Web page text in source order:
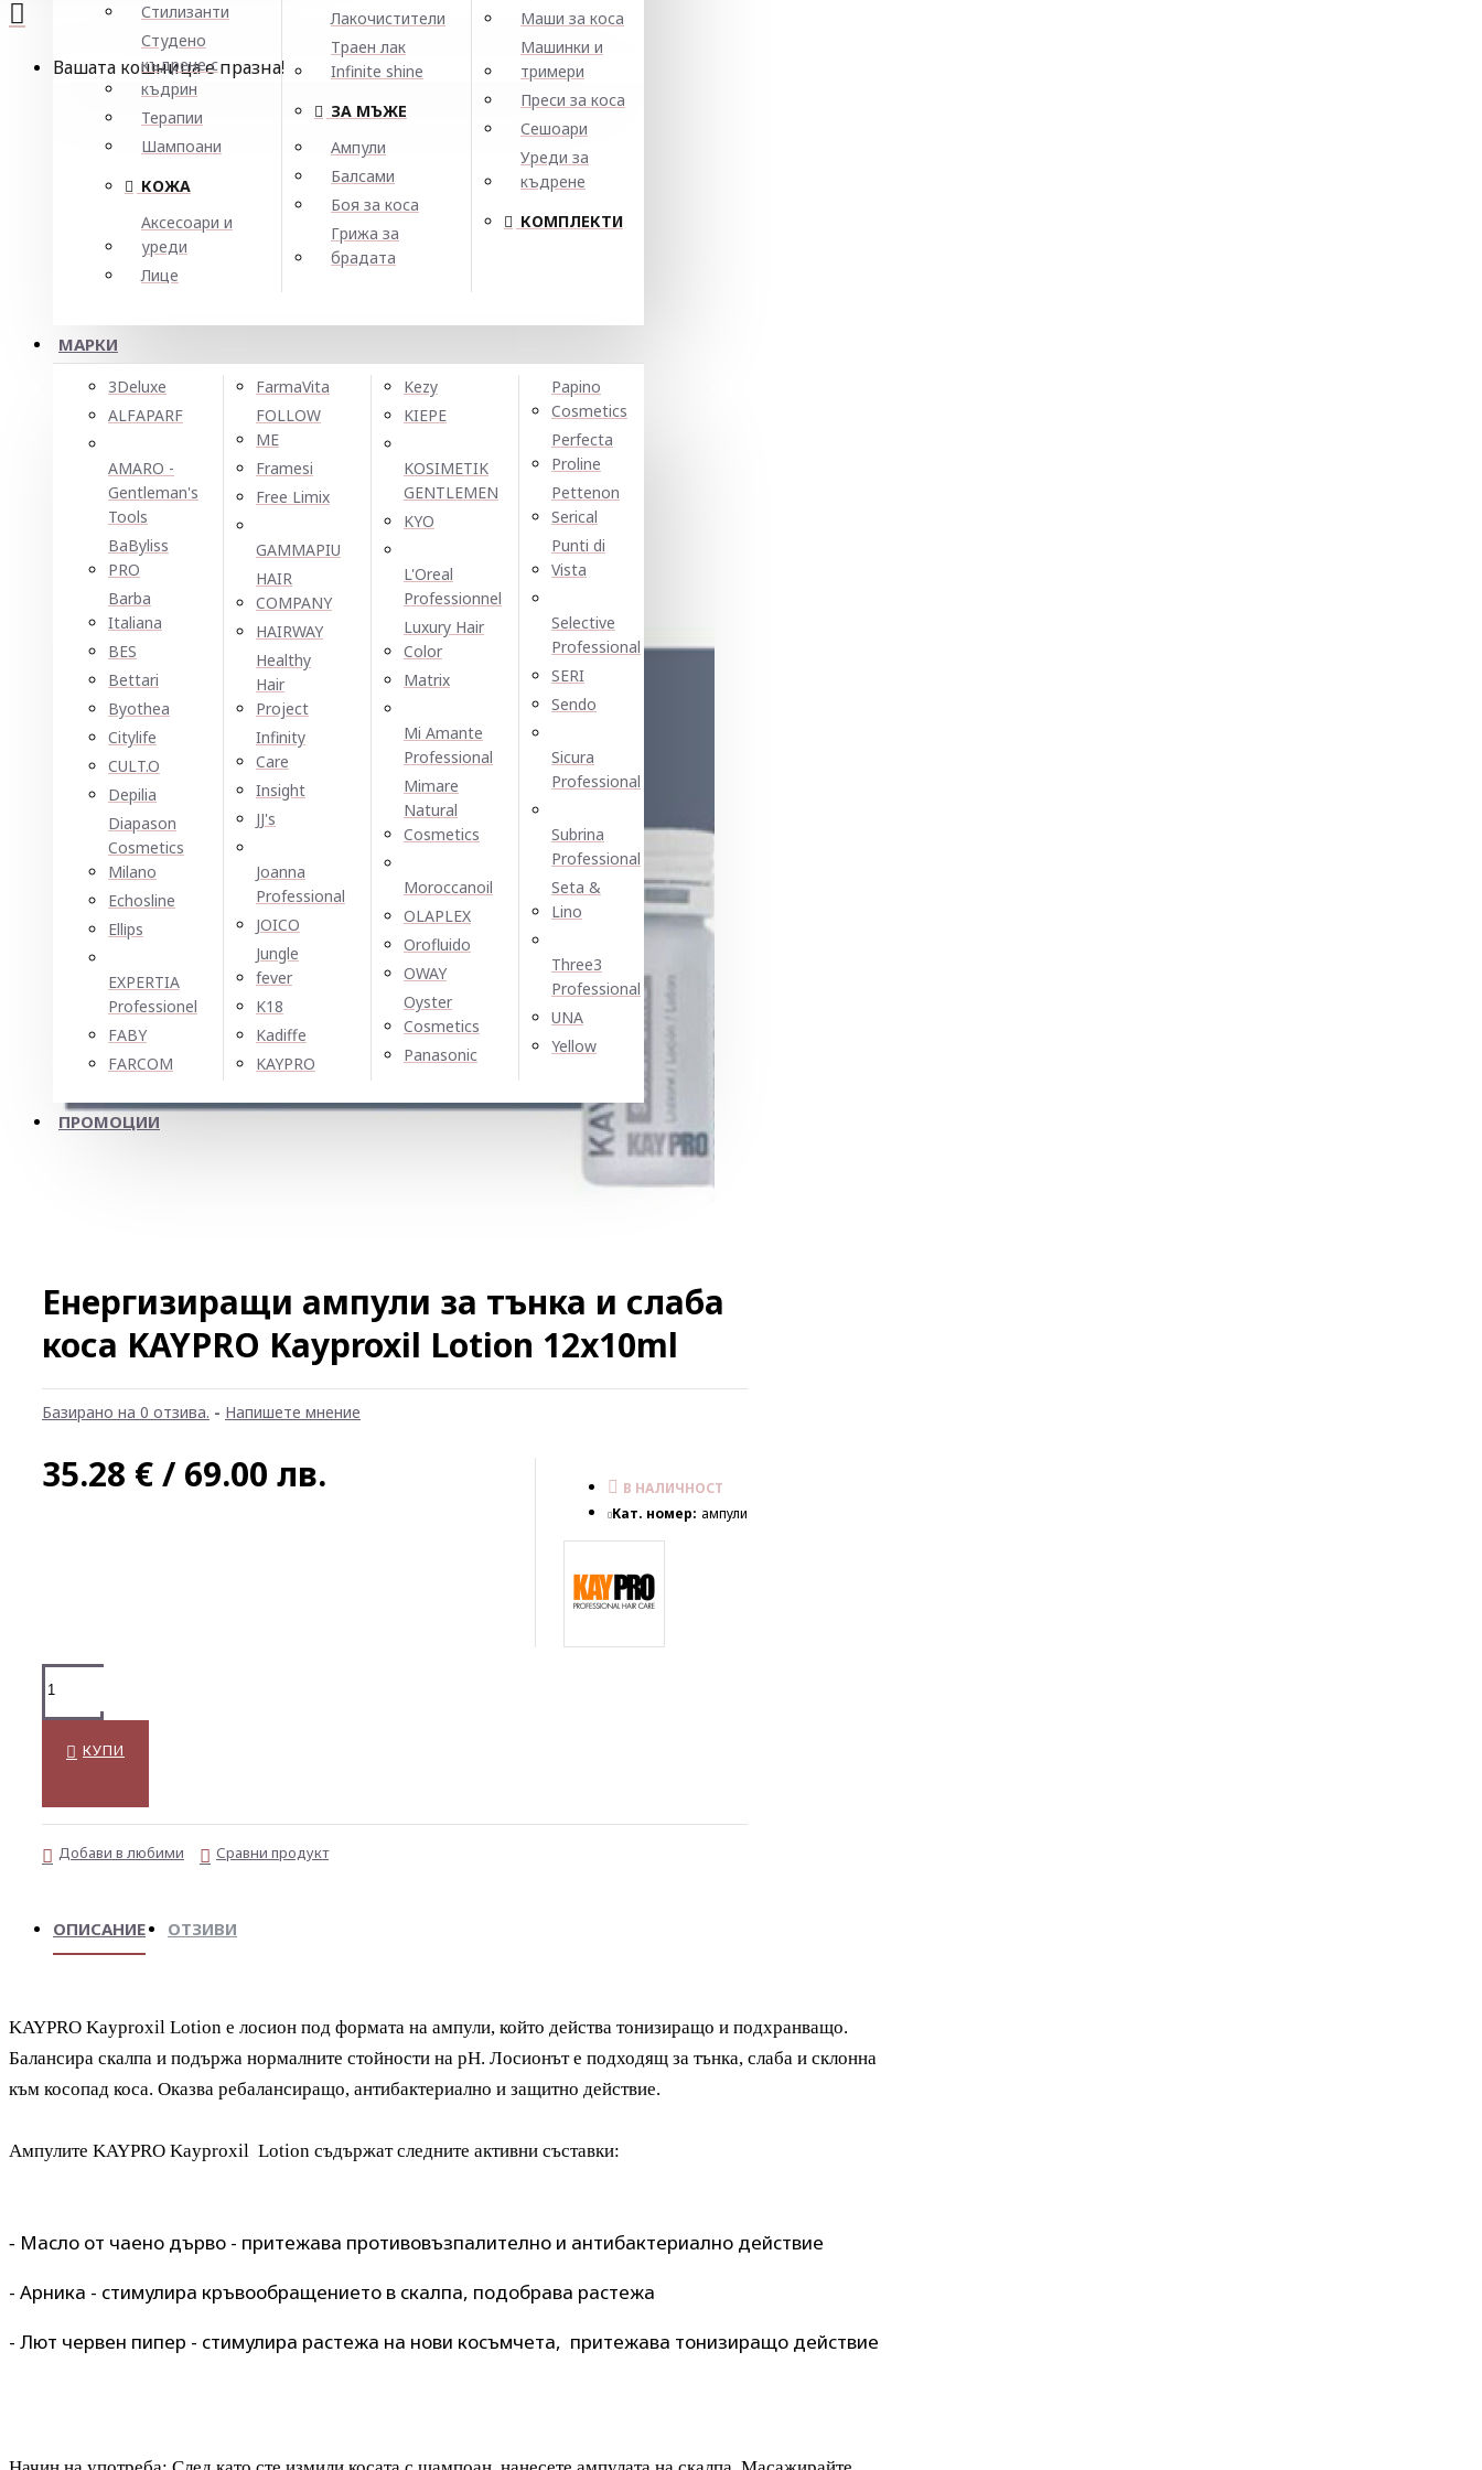
Стилизанти
Студено
къдрене с
къдрин
Терапии
Шампоани
КОЖА
Аксесоари и
уреди
Лице
Лакочистители
Траен лак
Infinite shine
ЗА МЪЖЕ
Ампули
Балсами
Боя за коса
Грижа за
брадата
Маши за коса
Машинки и
тримери
Преси за коса
Сешоари
Уреди за
къдрене
КОМПЛЕКТИ
МАРКИ
3Deluxe
ALFAPARF
AMARO -
Gentleman's
Tools
BaByliss
PRO
Barba
Italiana
BES
Bettari
Byothea
Citylife
CULT.O
Depilia
Diapason
Cosmetics
Milano
Echosline
Ellірѕ
EXPERTIA
Professionel
FABY
FARCOM
FarmaVita
FOLLOW
ME
Framesi
Free Limix
GAMMAPIU
HAIR
COMPANY
HAIRWAY
Healthy
Hair
Project
Infinity
Care
Insight
JJ's
Joanna
Professional
JOICO
Jungle
fever
K18
Kadiffe
KAYPRO
Kezy
KIEPE
KOSIMETIK
GENTLEMEN
KYO
L'Oreal
Professionnel
Luxury Hair
Color
Matrix
Mi Amante
Professional
Mimare
Natural
Cosmetics
Moroccanoil
OLAPLEX
Orofluido
OWAY
Oyster
Cosmetics
Panasonic
Papino
Cosmetics
Perfecta
Proline
Pettenon
Serical
Punti di
Vista
Selective
Professional
SERI
Sendo
Sicura
Professional
Subrina
Professional
Seta &
Lino
Three3
Professional
UNA
Yellow
ПРОМОЦИИ
Вашата кошница е празна!
Енергизиращи ампули за тънка и слаба
коса KAYPRO Kayproxil Lotion 12х10ml
Базирано на 0 отзива. - Напишете мнение
35.28 € / 69.00 лв.
В НАЛИЧНОСТ
Кат. номер: ампули
КУПИ
Добави в любими Сравни продукт
ОПИСАНИЕ ОТЗИВИ
KAYPRO Kayproxil Lotion е лосион под формата на ампули, който действа тонизиращо и подхранващо.
Балансира скалпа и подържа нормалните стойности на рН. Лосионът е подходящ за тънка, слаба и склонна
към косопад коса. Оказва ребалансиращо, антибактериално и защитно действие.
Ампулите KAYPRO Kayproxil Lotion съдържат следните активни съставки:
- Масло от чаено дърво - притежава противовъзпалително и антибактериално действие
- Арника - стимулира кръвообращението в скалпа, подобрава растежа
- Лют червен пипер - стимулира растежа на нови косъмчета, притежава тонизиращо действие